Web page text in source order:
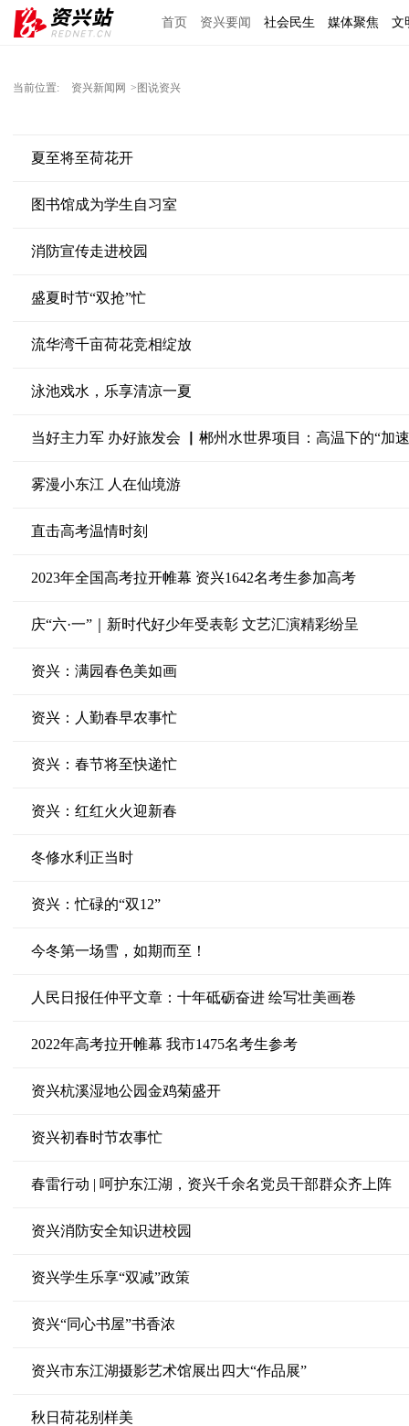
首页 资兴要闻 社会民生 媒体聚焦 文
当前位置: 资兴新闻网 >图说资兴
夏至将至荷花开
图书馆成为学生自习室
消防宣传走进校园
盛夏时节“双抢”忙
流华湾千亩荷花竞相绽放
泳池戏水，乐享清凉一夏
当好主力军 办好旅发会 ▏郴州水世界项目：高温下的“加
雾漫小东江 人在仙境游
直击高考温情时刻
2023年全国高考拉开帷幕 资兴1642名考生参加高考
庆“六·一”｜新时代好少年受表彰 文艺汇演精彩纷呈
资兴：满园春色美如画
资兴：人勤春早农事忙
资兴：春节将至快递忙
资兴：红红火火迎新春
冬修水利正当时
资兴：忙碌的“双12”
今冬第一场雪，如期而至！
人民日报任仲平文章：十年砥砺奋进 绘写壮美画卷
2022年高考拉开帷幕 我市1475名考生参考
资兴杭溪湿地公园金鸡菊盛开
资兴初春时节农事忙
春雷行动 | 呵护东江湖，资兴千余名党员干部群众齐上阵
资兴消防安全知识进校园
资兴学生乐享“双减”政策
资兴“同心书屋”书香浓
资兴市东江湖摄影艺术馆展出四大“作品展”
秋日荷花别样美